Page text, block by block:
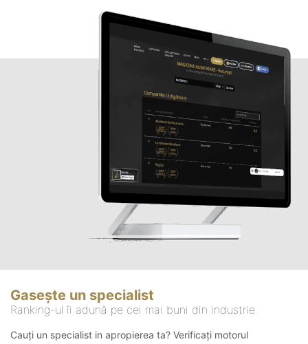
Gasește un specialist
Ranking-ul îi adună pe cei mai buni din industrie
Cauți un specialist in apropierea ta? Verificați motorul